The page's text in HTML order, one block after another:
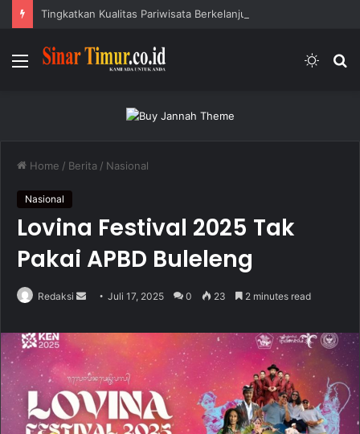
Menu
Switch
Home / Berita / Nasional
Nasional
Lovina Festival 2025 Tak
Pakai APBD Buleleng
Redaksi
n
a
n
e
m
Juli 17, 2025 0 23 2 minutes read